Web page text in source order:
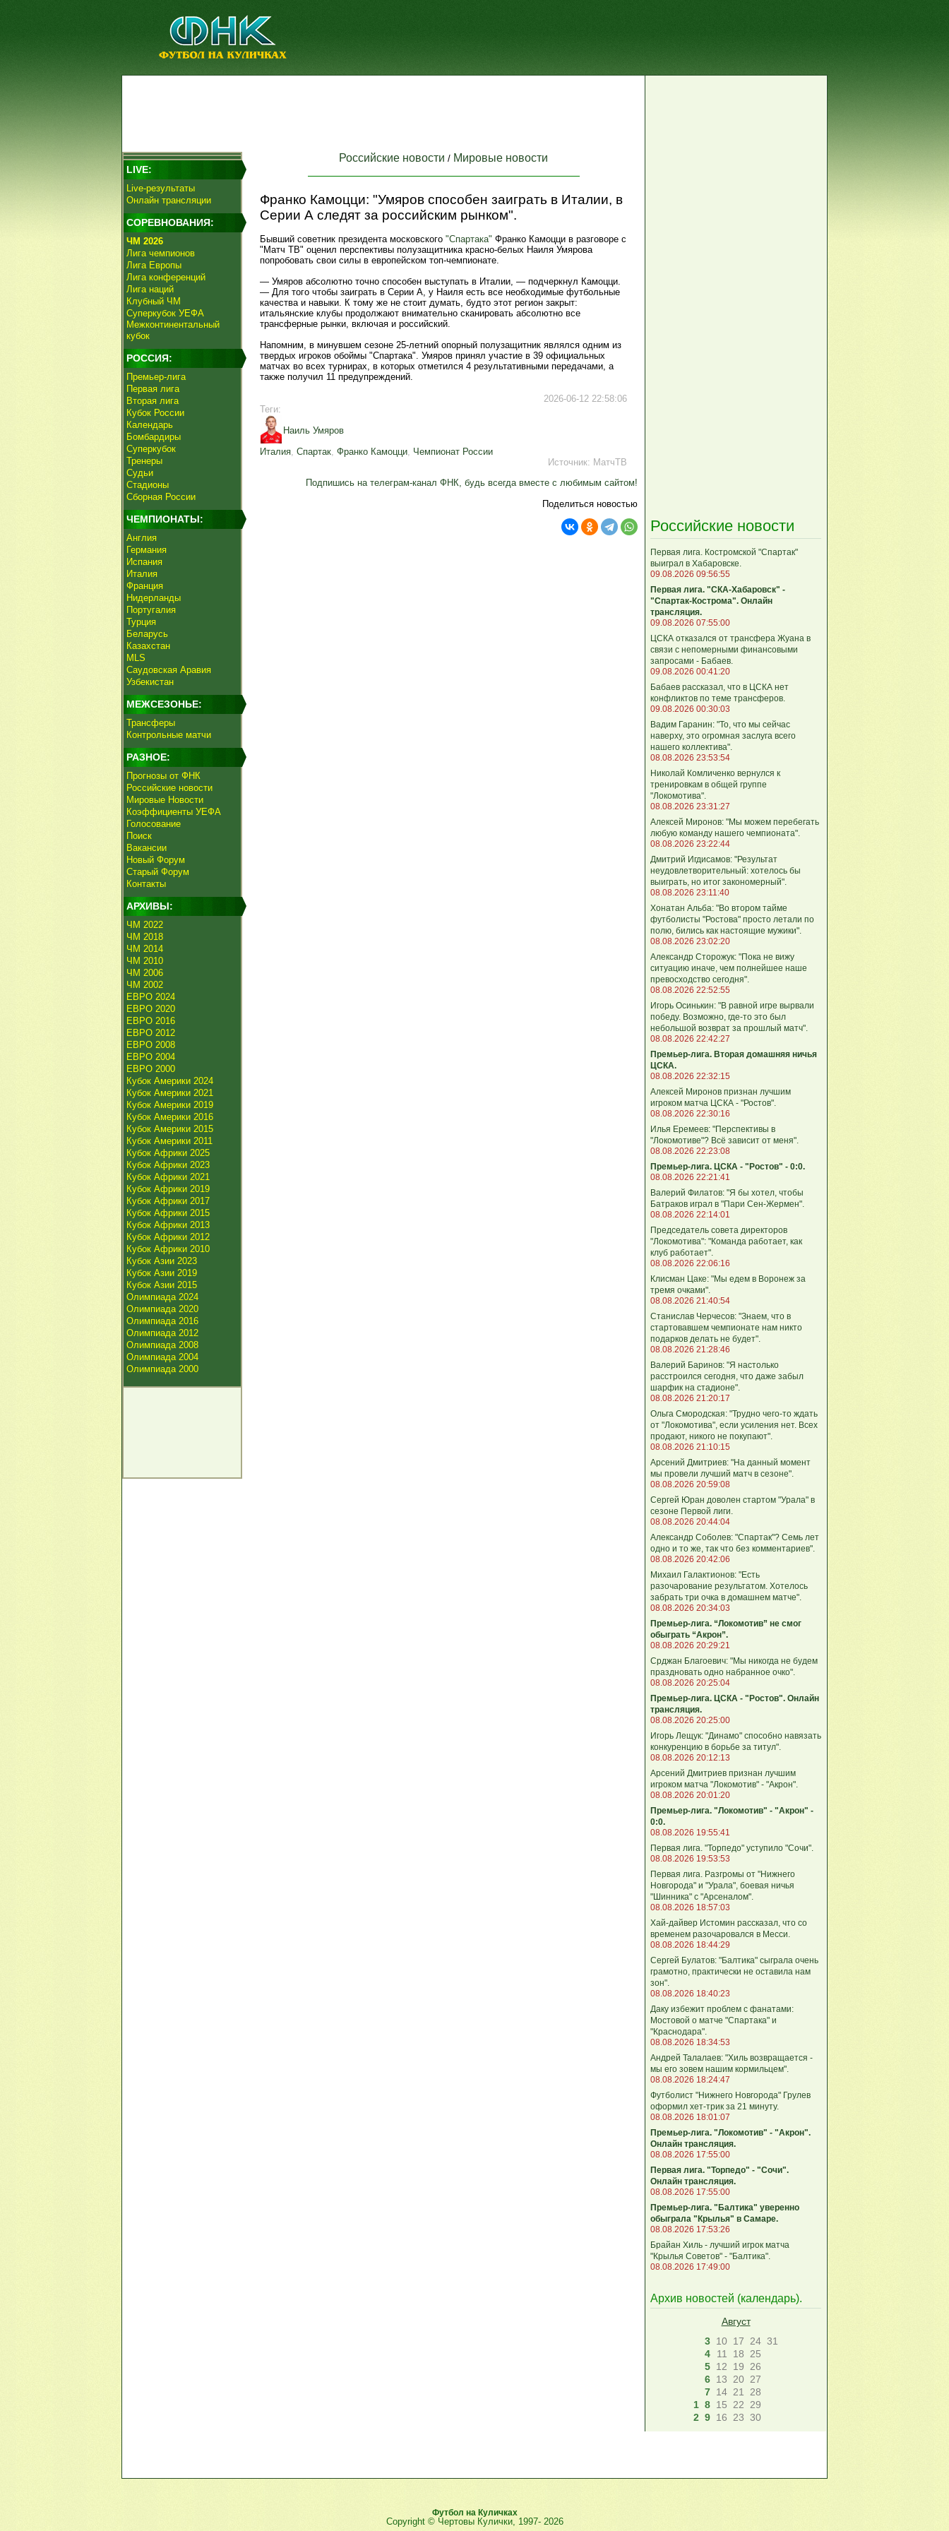
LIVE:
Live-результаты
Онлайн трансляции
СОРЕВНОВАНИЯ:
ЧМ 2026
Лига чемпионов
Лига Европы
Лига конференций
Лига наций
Клубный ЧМ
Суперкубок УЕФА
Межконтинентальный
кубок
РОССИЯ:
Премьер-лига
Первая лига
Вторая лига
Кубок России
Календарь
Бомбардиры
Суперкубок
Тренеры
Судьи
Стадионы
Сборная России
ЧЕМПИОНАТЫ:
Англия
Германия
Испания
Италия
Франция
Нидерланды
Португалия
Турция
Беларусь
Казахстан
MLS
Саудовская Аравия
Узбекистан
МЕЖСЕЗОНЬЕ:
Трансферы
Контрольные матчи
РАЗНОЕ:
Прогнозы от ФНК
Российские новости
Мировые Новости
Коэффициенты УЕФА
Голосование
Поиск
Вакансии
Новый Форум
Старый Форум
Контакты
АРХИВЫ:
ЧМ 2022
ЧМ 2018
ЧМ 2014
ЧМ 2010
ЧМ 2006
ЧМ 2002
ЕВРО 2024
ЕВРО 2020
ЕВРО 2016
ЕВРО 2012
ЕВРО 2008
ЕВРО 2004
ЕВРО 2000
Кубок Америки 2024
Кубок Америки 2021
Кубок Америки 2019
Кубок Америки 2016
Кубок Америки 2015
Кубок Америки 2011
Кубок Африки 2025
Кубок Африки 2023
Кубок Африки 2021
Кубок Африки 2019
Кубок Африки 2017
Кубок Африки 2015
Кубок Африки 2013
Кубок Африки 2012
Кубок Африки 2010
Кубок Азии 2023
Кубок Азии 2019
Кубок Азии 2015
Олимпиада 2024
Олимпиада 2020
Олимпиада 2016
Олимпиада 2012
Олимпиада 2008
Олимпиада 2004
Олимпиада 2000
Российские новости / Мировые новости
Франко Камоцци: "Умяров способен заиграть в Италии, в
Серии А следят за российским рынком".
Бывший советник президента московского "Спартака" Франко Камоцци в разговоре с
"Матч ТВ" оценил перспективы полузащитника красно-белых Наиля Умярова
попробовать свои силы в европейском топ-чемпионате.
— Умяров абсолютно точно способен выступать в Италии, — подчеркнул Камоцци.
— Для того чтобы заиграть в Серии А, у Наиля есть все необходимые футбольные
качества и навыки. К тому же не стоит думать, будто этот регион закрыт:
итальянские клубы продолжают внимательно сканировать абсолютно все
трансферные рынки, включая и российский.
Напомним, в минувшем сезоне 25-летний опорный полузащитник являлся одним из
твердых игроков обоймы "Спартака". Умяров принял участие в 39 официальных
матчах во всех турнирах, в которых отметился 4 результативными передачами, а
также получил 11 предупреждений.
2026-06-12 22:58:06
Теги:
Наиль Умяров
Италия, Спартак, Франко Камоцци, Чемпионат России
Источник: МатчТВ
Подпишись на телеграм-канал ФНК, будь всегда вместе с любимым сайтом!
Поделиться новостью
Российские новости
Первая лига. Костромской "Спартак"
выиграл в Хабаровске.
09.08.2026 09:56:55
Первая лига. "СКА-Хабаровск" -
"Спартак-Кострома". Онлайн
трансляция.
09.08.2026 07:55:00
ЦСКА отказался от трансфера Жуана в
связи с непомерными финансовыми
запросами - Бабаев.
09.08.2026 00:41:20
Бабаев рассказал, что в ЦСКА нет
конфликтов по теме трансферов.
09.08.2026 00:30:03
Вадим Гаранин: "То, что мы сейчас
наверху, это огромная заслуга всего
нашего коллектива".
08.08.2026 23:53:54
Николай Комличенко вернулся к
тренировкам в общей группе
"Локомотива".
08.08.2026 23:31:27
Алексей Миронов: "Мы можем перебегать
любую команду нашего чемпионата".
08.08.2026 23:22:44
Дмитрий Игдисамов: "Результат
неудовлетворительный: хотелось бы
выиграть, но итог закономерный".
08.08.2026 23:11:40
Хонатан Альба: "Во втором тайме
футболисты "Ростова" просто летали по
полю, бились как настоящие мужики".
08.08.2026 23:02:20
Александр Сторожук: "Пока не вижу
ситуацию иначе, чем полнейшее наше
превосходство сегодня".
08.08.2026 22:52:55
Игорь Осинькин: "В равной игре вырвали
победу. Возможно, где-то это был
небольшой возврат за прошлый матч".
08.08.2026 22:42:27
Премьер-лига. Вторая домашняя ничья
ЦСКА.
08.08.2026 22:32:15
Алексей Миронов признан лучшим
игроком матча ЦСКА - "Ростов".
08.08.2026 22:30:16
Илья Еремеев: "Перспективы в
"Локомотиве"? Всё зависит от меня".
08.08.2026 22:23:08
Премьер-лига. ЦСКА - "Ростов" - 0:0.
08.08.2026 22:21:41
Валерий Филатов: "Я бы хотел, чтобы
Батраков играл в "Пари Сен-Жермен".
08.08.2026 22:14:01
Председатель совета директоров
"Локомотива": "Команда работает, как
клуб работает".
08.08.2026 22:06:16
Клисман Цаке: "Мы едем в Воронеж за
тремя очками".
08.08.2026 21:40:54
Станислав Черчесов: "Знаем, что в
стартовавшем чемпионате нам никто
подарков делать не будет".
08.08.2026 21:28:46
Валерий Баринов: "Я настолько
расстроился сегодня, что даже забыл
шарфик на стадионе".
08.08.2026 21:20:17
Ольга Смородская: "Трудно чего‑то ждать
от "Локомотива", если усиления нет. Всех
продают, никого не покупают".
08.08.2026 21:10:15
Арсений Дмитриев: "На данный момент
мы провели лучший матч в сезоне".
08.08.2026 20:59:08
Сергей Юран доволен стартом "Урала" в
сезоне Первой лиги.
08.08.2026 20:44:04
Александр Соболев: "Спартак"? Семь лет
одно и то же, так что без комментариев".
08.08.2026 20:42:06
Михаил Галактионов: "Есть
разочарование результатом. Хотелось
забрать три очка в домашнем матче".
08.08.2026 20:34:03
Премьер-лига. “Локомотив” не смог
обыграть “Акрон”.
08.08.2026 20:29:21
Срджан Благоевич: "Мы никогда не будем
праздновать одно набранное очко".
08.08.2026 20:25:04
Премьер-лига. ЦСКА - "Ростов". Онлайн
трансляция.
08.08.2026 20:25:00
Игорь Лещук: "Динамо" способно навязать
конкуренцию в борьбе за титул".
08.08.2026 20:12:13
Арсений Дмитриев признан лучшим
игроком матча "Локомотив" - "Акрон".
08.08.2026 20:01:20
Премьер-лига. "Локомотив" - "Акрон" -
0:0.
08.08.2026 19:55:41
Первая лига. "Торпедо" уступило "Сочи".
08.08.2026 19:53:53
Первая лига. Разгромы от "Нижнего
Новгорода" и "Урала", боевая ничья
"Шинника" с "Арсеналом".
08.08.2026 18:57:03
Хай-дайвер Истомин рассказал, что со
временем разочаровался в Месси.
08.08.2026 18:44:29
Сергей Булатов: "Балтика" сыграла очень
грамотно, практически не оставила нам
зон".
08.08.2026 18:40:23
Даку избежит проблем с фанатами:
Мостовой о матче "Спартака" и
"Краснодара".
08.08.2026 18:34:53
Андрей Талалаев: "Хиль возвращается -
мы его зовем нашим кормильцем".
08.08.2026 18:24:47
Футболист "Нижнего Новгорода" Грулев
оформил хет-трик за 21 минуту.
08.08.2026 18:01:07
Премьер-лига. "Локомотив" - "Акрон".
Онлайн трансляция.
08.08.2026 17:55:00
Первая лига. "Торпедо" - "Сочи".
Онлайн трансляция.
08.08.2026 17:55:00
Премьер-лига. "Балтика" уверенно
обыграла "Крылья" в Самаре.
08.08.2026 17:53:26
Брайан Хиль - лучший игрок матча
"Крылья Советов" - "Балтика".
08.08.2026 17:49:00
Архив новостей (календарь).
Август
3 10 17 24 31
4
11 18
25
5 12 19
26
6 13 20 27
7 14 21
28
1 8 15 22
29
2 9 16 23 30
Футбол на Куличках
Copyright © Чертовы Кулички, 1997- 2026